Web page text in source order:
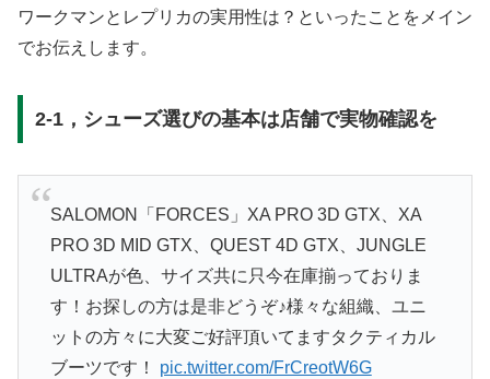
ワークマンとレプリカの実用性は？といったことをメイン
でお伝えします。
2-1，シューズ選びの基本は店舗で実物確認を
SALOMON「FORCES」XA PRO 3D GTX、XA
PRO 3D MID GTX、QUEST 4D GTX、JUNGLE
ULTRAが色、サイズ共に只今在庫揃っておりま
す！お探しの方は是非どうぞ♪様々な組織、ユニ
ットの方々に大変ご好評頂いてますタクティカル
ブーツです！ pic.twitter.com/FrCreotW6G